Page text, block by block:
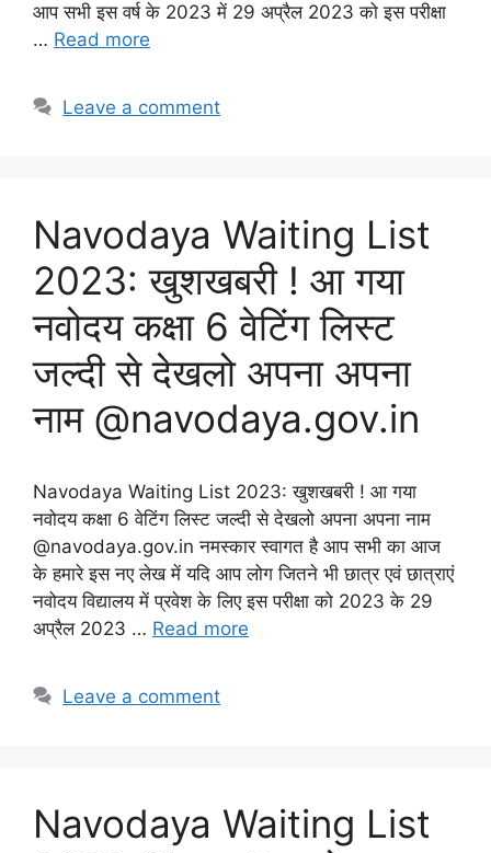
आप सभी इस वर्ष के 2023 में 29 अप्रैल 2023 को इस परीक्षा
… Read more
Leave a comment
Navodaya Waiting List
2023: खुशखबरी ! आ गया
नवोदय कक्षा 6 वेटिंग लिस्ट
जल्दी से देखलो अपना अपना
नाम @navodaya.gov.in
Navodaya Waiting List 2023: खुशखबरी ! आ गया
नवोदय कक्षा 6 वेटिंग लिस्ट जल्दी से देखलो अपना अपना नाम
@navodaya.gov.in नमस्कार स्वागत है आप सभी का आज
के हमारे इस नए लेख में यदि आप लोग जितने भी छात्र एवं छात्राएं
नवोदय विद्यालय में प्रवेश के लिए इस परीक्षा को 2023 के 29
अप्रैल 2023 … Read more
Leave a comment
Navodaya Waiting List